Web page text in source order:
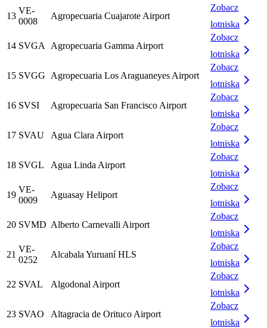
13
VE-
0008
Agropecuaria Cuajarote Airport
Zobacz
lotniska
14 SVGA Agropecuaria Gamma Airport
Zobacz
lotniska
15 SVGG Agropecuaria Los Araguaneyes Airport
Zobacz
lotniska
16 SVSI Agropecuaria San Francisco Airport
Zobacz
lotniska
17 SVAU Agua Clara Airport
Zobacz
lotniska
18 SVGL Agua Linda Airport
Zobacz
lotniska
19
VE-
0009
Aguasay Heliport
Zobacz
lotniska
20 SVMD Alberto Carnevalli Airport
Zobacz
lotniska
21
VE-
0252
Alcabala Yuruaní HLS
Zobacz
lotniska
22 SVAL Algodonal Airport
Zobacz
lotniska
23 SVAO Altagracia de Orituco Airport
Zobacz
lotniska